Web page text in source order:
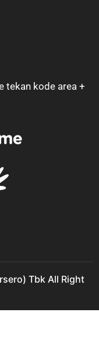
tekan kode area +
Tbk All Right